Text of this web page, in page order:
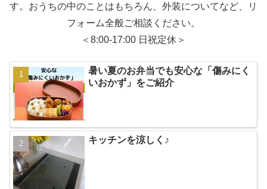
す。おうちの中のことはもちろん、外装についてなど、リ
フォーム全般ご相談ください。
＜8:00-17:00 日祝定休＞
暑い夏のお弁当でも安心な「傷みにく
いおかず」をご紹介
キッチンを涼しく♪